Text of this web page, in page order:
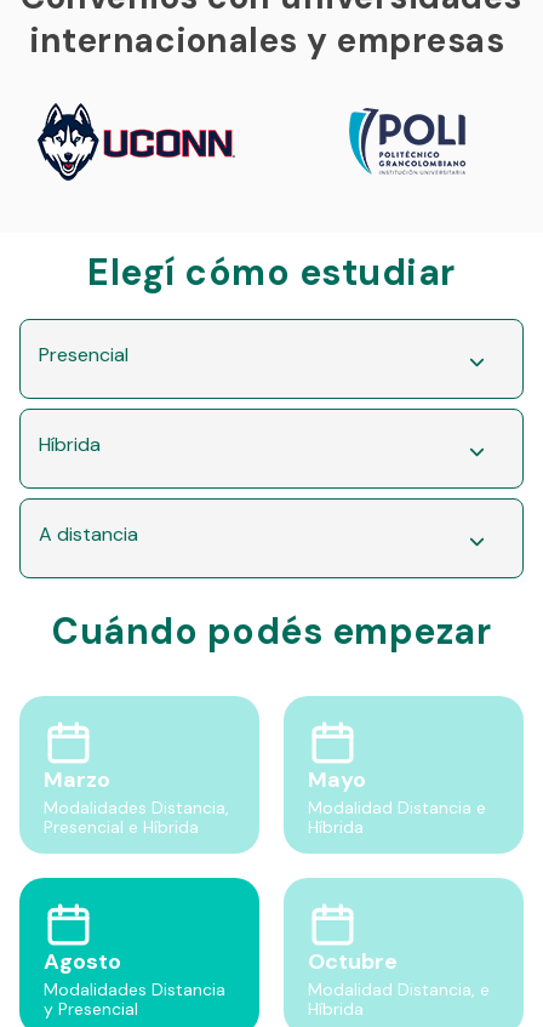
internacionales y empresas
Elegí cómo estudiar
Presencial
Híbrida
A distancia
Cuándo podés empezar
Marzo
Modalidades Distancia,
Presencial e Híbrida
Mayo
Modalidad Distancia e
Híbrida
Agosto
Modalidades Distancia
y Presencial
Octubre
Modalidad Distancia, e
Híbrida